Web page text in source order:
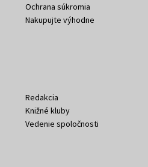
Ochrana súkromia
Nakupujte výhodne
Redakcia
Knižné kluby
Vedenie spoločnosti